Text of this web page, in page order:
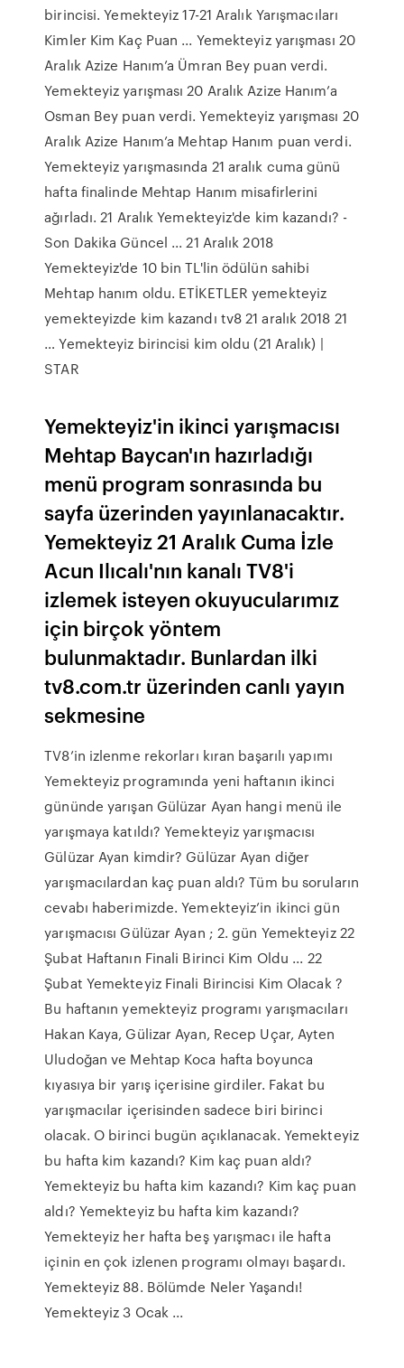
birincisi. Yemekteyiz 17-21 Aralık Yarışmacıları
Kimler Kim Kaç Puan ... Yemekteyiz yarışması 20
Aralık Azize Hanım’a Ümran Bey puan verdi.
Yemekteyiz yarışması 20 Aralık Azize Hanım’a
Osman Bey puan verdi. Yemekteyiz yarışması 20
Aralık Azize Hanım’a Mehtap Hanım puan verdi.
Yemekteyiz yarışmasında 21 aralık cuma günü
hafta finalinde Mehtap Hanım misafirlerini
ağırladı. 21 Aralık Yemekteyiz'de kim kazandı? -
Son Dakika Güncel ... 21 Aralık 2018
Yemekteyiz'de 10 bin TL'lin ödülün sahibi
Mehtap hanım oldu. ETİKETLER yemekteyiz
yemekteyizde kim kazandı tv8 21 aralık 2018 21
… Yemekteyiz birincisi kim oldu (21 Aralık) |
STAR
Yemekteyiz'in ikinci yarışmacısı
Mehtap Baycan'ın hazırladığı
menü program sonrasında bu
sayfa üzerinden yayınlanacaktır.
Yemekteyiz 21 Aralık Cuma İzle
Acun Ilıcalı'nın kanalı TV8'i
izlemek isteyen okuyucularımız
için birçok yöntem
bulunmaktadır. Bunlardan ilki
tv8.com.tr üzerinden canlı yayın
sekmesine
TV8’in izlenme rekorları kıran başarılı yapımı
Yemekteyiz programında yeni haftanın ikinci
gününde yarışan Gülüzar Ayan hangi menü ile
yarışmaya katıldı? Yemekteyiz yarışmacısı
Gülüzar Ayan kimdir? Gülüzar Ayan diğer
yarışmacılardan kaç puan aldı? Tüm bu soruların
cevabı haberimizde. Yemekteyiz’in ikinci gün
yarışmacısı Gülüzar Ayan ; 2. gün Yemekteyiz 22
Şubat Haftanın Finali Birinci Kim Oldu ... 22
Şubat Yemekteyiz Finali Birincisi Kim Olacak ?
Bu haftanın yemekteyiz programı yarışmacıları
Hakan Kaya, Gülizar Ayan, Recep Uçar, Ayten
Uludoğan ve Mehtap Koca hafta boyunca
kıyasıya bir yarış içerisine girdiler. Fakat bu
yarışmacılar içerisinden sadece biri birinci
olacak. O birinci bugün açıklanacak. Yemekteyiz
bu hafta kim kazandı? Kim kaç puan aldı?
Yemekteyiz bu hafta kim kazandı? Kim kaç puan
aldı? Yemekteyiz bu hafta kim kazandı?
Yemekteyiz her hafta beş yarışmacı ile hafta
içinin en çok izlenen programı olmayı başardı.
Yemekteyiz 88. Bölümde Neler Yaşandı!
Yemekteyiz 3 Ocak ...